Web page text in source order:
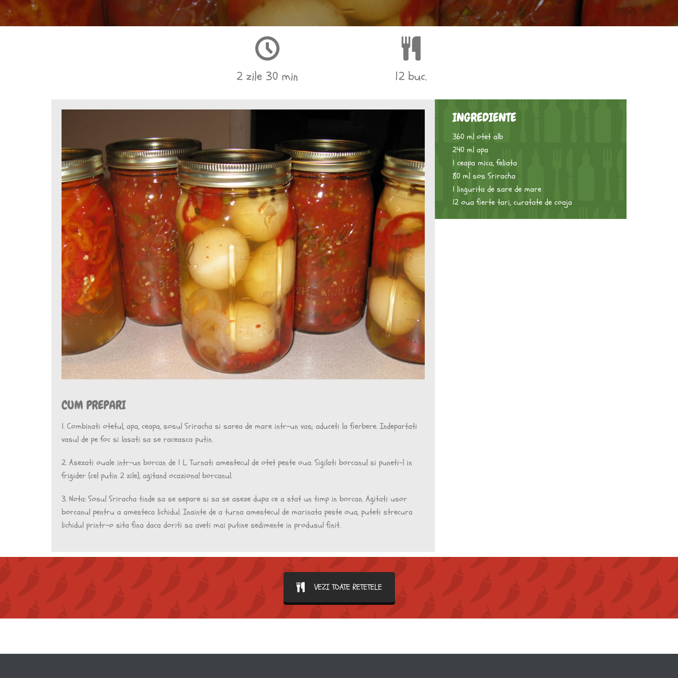
2 zile 30 min 12 buc.
CUM PREPARI
1. Combinati otetul, apa, ceapa, sosul Sriracha si sarea de mare intr-un vas; aduceti la fierbere. Indepartati
vasul de pe foc si lasati sa se raceasca putin.
2. Asezati ouale intr-un borcan de 1 L. Turnati amestecul de otet peste oua. Sigilati borcanul si puneti-l in
frigider (cel putin 2 zile), agitand ocazional borcanul.
3. Nota: Sosul Sriracha tinde sa se separe si sa se aseze dupa ce a stat un timp in borcan. Agitati usor
borcanul pentru a amesteca lichidul. Inainte de a turna amestecul de marinata peste oua, puteti strecura
lichidul printr-o sita fina daca doriti sa aveti mai putine sedimente in produsul finit.
INGREDIENTE
360 ml otet alb
240 ml apa
1 ceapa mica, feliata
80 ml sos Sriracha
1 lingurita de sare de mare
12 oua fierte tari, curatate de coaja
VEZI TOATE RETETELE